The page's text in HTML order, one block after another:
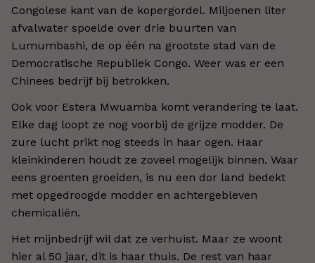
Congolese kant van de kopergordel. Miljoenen liter
afvalwater spoelde over drie buurten van
Lumumbashi, de op één na grootste stad van de
Democratische Republiek Congo. Weer was er een
Chinees bedrijf bij betrokken.
Ook voor Estera Mwuamba komt verandering te laat.
Elke dag loopt ze nog voorbij de grijze modder. De
zure lucht prikt nog steeds in haar ogen. Haar
kleinkinderen houdt ze zoveel mogelijk binnen. Waar
eens groenten groeiden, is nu een dor land bedekt
met opgedroogde modder en achtergebleven
chemicaliën.
Het mijnbedrijf wil dat ze verhuist. Maar ze woont
hier al 50 jaar, dit is haar thuis. De rest van haar